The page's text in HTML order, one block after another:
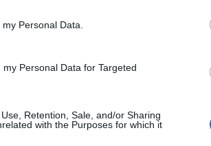
Personal Data.
Personal Data for Targeted
Retention, Sale, and/or Sharing
with the Purposes for which it